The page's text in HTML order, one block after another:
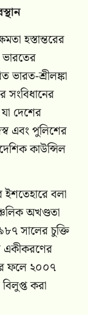
হস্তান্তরের
ভারত-শ্রীলঙ্কা
সংবিধানের
দেশের
এবং পুলিশের
কাউন্সিল
ইশতেহারে বলা
অখণ্ডতা
সালের চুক্তি
একীকরণের
ফলে ২০০৭
করা